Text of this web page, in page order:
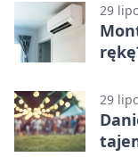
29
29